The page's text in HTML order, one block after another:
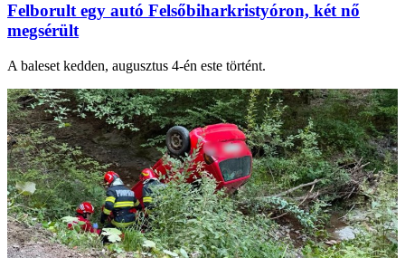
Felborult egy autó Felsőbiharkristyóron, két nő
megsérült
A baleset kedden, augusztus 4-én este történt.